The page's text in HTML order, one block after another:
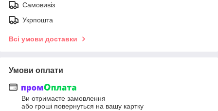
Самовивіз
Укрпошта
Всі умови доставки
Умови оплати
Ви отримаєте замовлення
або гроші повернуться на вашу картку